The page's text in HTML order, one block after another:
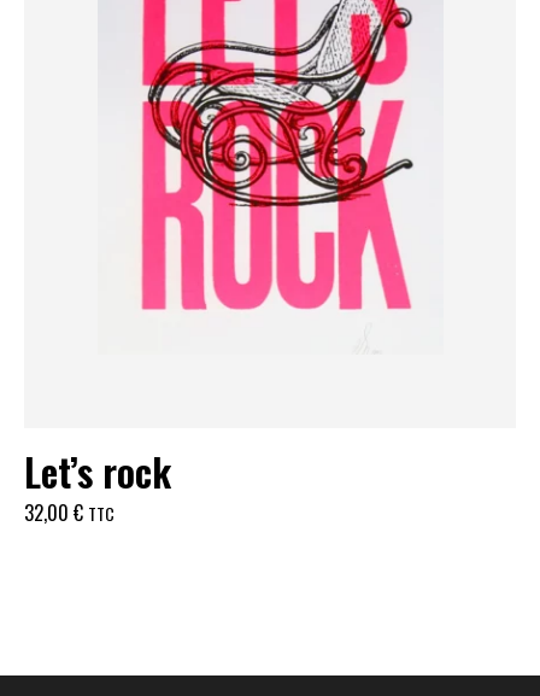
Let’s rock
32,00 € TTC